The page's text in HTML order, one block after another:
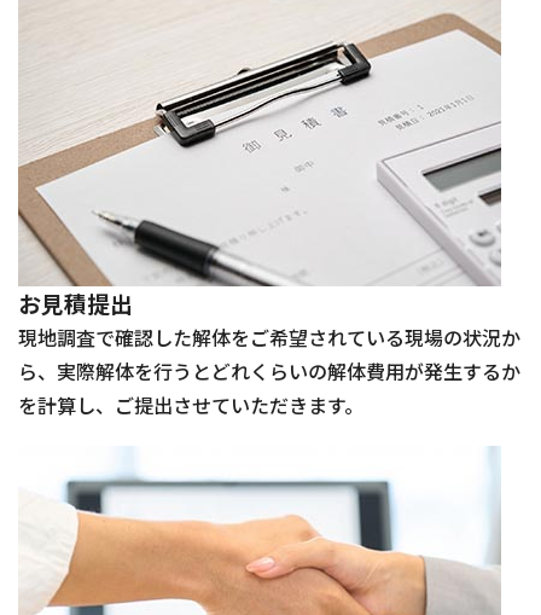
お見積提出
現地調査で確認した解体をご希望されている現場の状況か
ら、実際解体を行うとどれくらいの解体費用が発生するか
を計算し、ご提出させていただきます。